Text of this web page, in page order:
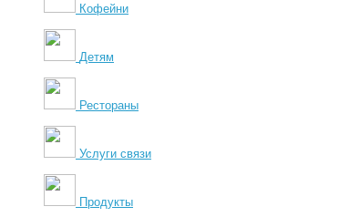
Кофейни
Детям
Рестораны
Услуги связи
Продукты